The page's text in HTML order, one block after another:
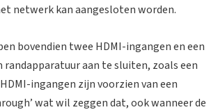
netwerk kan aangesloten worden.
bovendien twee HDMI-ingangen en een
aan te sluiten, zoals een
ingangen zijn voorzien van een
wat wil zeggen dat, ook wanneer de